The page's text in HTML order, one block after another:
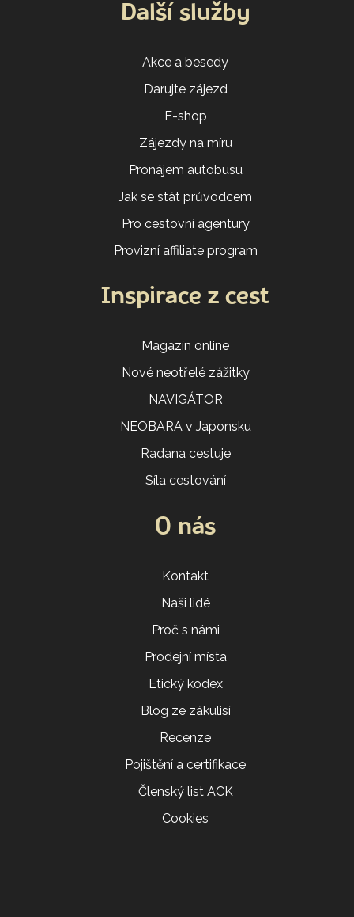
Další služby
Akce a besedy
Darujte zájezd
E-shop
Zájezdy na míru
Pronájem autobusu
Jak se stát průvodcem
Pro cestovní agentury
Provizní affiliate program
Inspirace z cest
Magazín online
Nové neotřelé zážitky
NAVIGÁTOR
NEOBARA v Japonsku
Radana cestuje
Síla cestování
O nás
Kontakt
Naši lidé
Proč s námi
Prodejní místa
Etický kodex
Blog ze zákulisí
Recenze
Pojištění a certifikace
Členský list ACK
Cookies